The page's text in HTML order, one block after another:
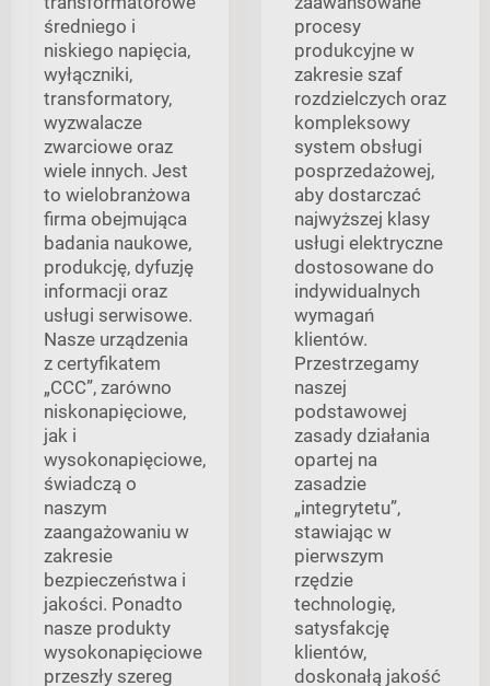
średniego i
niskiego napięcia,
wyłączniki,
transformatory,
wyzwalacze
zwarciowe oraz
wiele innych. Jest
to wielobranżowa
firma obejmująca
badania naukowe,
produkcję, dyfuzję
informacji oraz
usługi serwisowe.
Nasze urządzenia
z certyfikatem
„CCC”, zarówno
niskonapięciowe,
jak i
wysokonapięciowe,
świadczą o
naszym
zaangażowaniu w
zakresie
bezpieczeństwa i
jakości. Ponadto
nasze produkty
wysokonapięciowe
przeszły szereg
procesy
produkcyjne w
zakresie szaf
rozdzielczych oraz
kompleksowy
system obsługi
posprzedażowej,
aby dostarczać
najwyższej klasy
usługi elektryczne
dostosowane do
indywidualnych
wymagań
klientów.
Przestrzegamy
naszej
podstawowej
zasady działania
opartej na
zasadzie
„integrytetu”,
stawiając w
pierwszym
rzędzie
technologię,
satysfakcję
klientów,
doskonałą jakość